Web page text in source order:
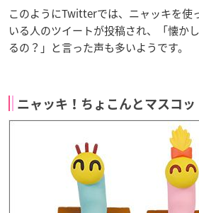
このようにTwitterでは、ニャッキを使
いる人のツイートが投稿され、「懐か
るの？」と言った声も多いようです。
ニャッキ！ちょこんとマスコッ